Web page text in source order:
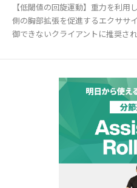
【低閾値の回旋運動】重力を利
側の胸部拡張を促進するエクササ
御できないクライアントに推奨され